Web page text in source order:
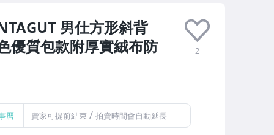
男仕方形斜背
優質包款附厚實絨布防
2
曆 賣家可提前結束 / 拍賣時間會自動延長